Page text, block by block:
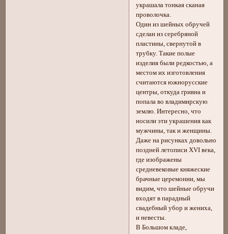
украшала тонкая сканая
проволочка.
Один из шейных обручей
сделан из серебряной
пластины, свернутой в
трубку. Такие полые
изделия были редкостью, а
местом их изготовления
считаются южнорусские
центры, откуда гривна и
попала во владимирскую
землю. Интересно, что
носили эти украшения как
мужчины, так и женщины.
Даже на рисунках довольно
поздней летописи XVI века,
где изображены
средневековые княжеские
брачные церемонии, мы
видим, что шейные обручи
входят в парадный
свадебный убор и жениха,
и невесты.
В Большом кладе,